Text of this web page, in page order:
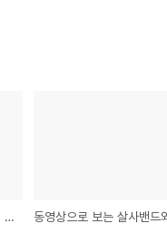
살사의 기본악기와 뚬바오의 비밀